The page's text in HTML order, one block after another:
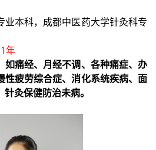
业本科，成都中医药大学针灸科专
年
如痛经、月经不调、各种痛症、办
性疲劳综合症、消化系统疾病、面
灸保健防治未病。